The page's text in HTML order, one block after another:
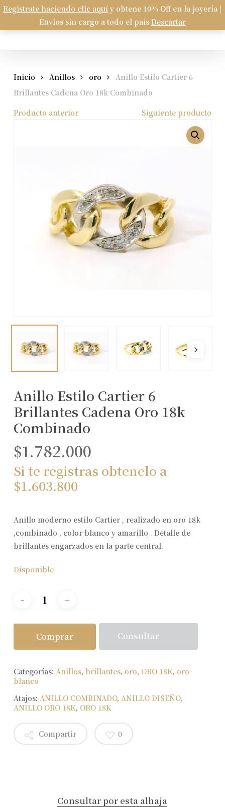
Registrate haciendo clic aquí y obtene 10% Off en la joyería |
Envíos sin cargo a todo el país Descartar
Skip
main
search
Carrito Cart
Inicio Anillos oro
Anillo Estilo Cartier 6
Brillantes Cadena Oro 18k Combinado
Producto anterior
Siguiente producto
Anillo Estilo Cartier 6
Brillantes Cadena Oro 18k
Combinado
$1.782.000
Si te registras obtenelo a
$1.603.800
Anillo moderno estilo Cartier , realizado en oro 18k
,combinado , color blanco y amarillo . Detalle de
brillantes engarzados en la parte central.
Disponible
Comprar Consultar
Categorías: Anillos, brillantes, oro, ORO 18K, oro
blanco
Atajos: ANILLO COMBINADO, ANILLO DISEÑO,
ANILLO ORO 18K, ORO 18K
Compartir 0
Consultar por esta alhaja